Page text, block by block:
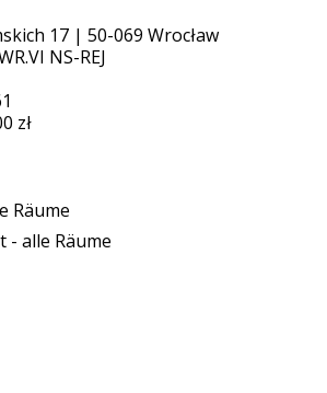
17 | 50-069 Wrocław
NS-REJ
zł
Räume
- alle Räume